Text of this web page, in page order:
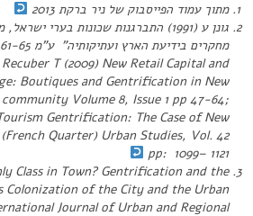
מתוך עמוד הפייסבוק של ניר ברקת 2013
גונן ע (1991) התברגנות שכונות בערי
T (2009) New Retail Capital and
Boutiques and Gentrification in New
Volume 8, Issue 1 pp 47-64;
Gentrification: The Case of New
Quarter) Urban Studies, Vol. 42
pp: 1099– 1121
Class in Town? Gentrification and the
Colonization of the City and the Urban
Journal of Urban and Regional